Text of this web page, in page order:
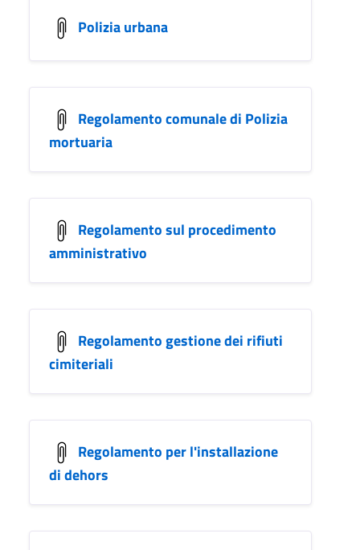
Polizia urbana
Regolamento comunale di Polizia
mortuaria
Regolamento sul procedimento
amministrativo
Regolamento gestione dei rifiuti
cimiteriali
Regolamento per l'installazione
di dehors